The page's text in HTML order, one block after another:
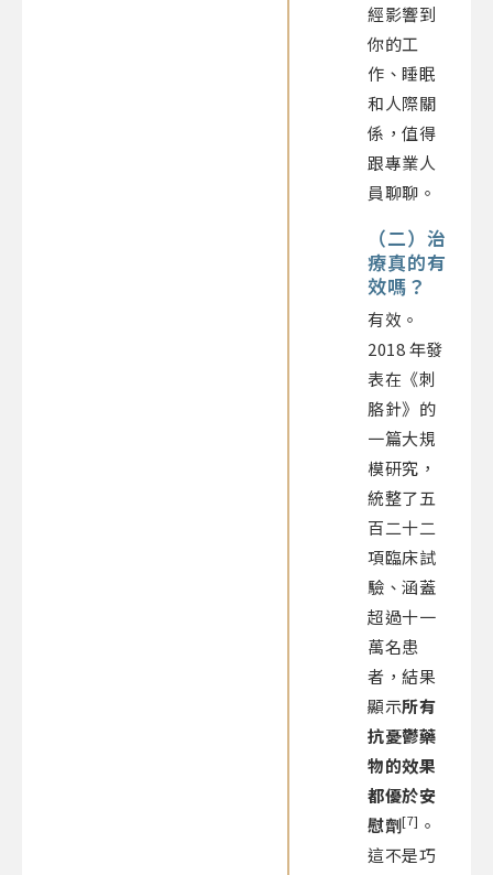
經影響到
你的工
作、睡眠
和人際關
係，值得
跟專業人
員聊聊。
（二）治
療真的有
效嗎？
有效。
2018 年發
表在《刺
胳針》的
一篇大規
模研究，
統整了五
百二十二
項臨床試
驗、涵蓋
超過十一
萬名患
者，結果
顯示所有
抗憂鬱藥
物的效果
都優於安
慰劑[7] 。
這不是巧